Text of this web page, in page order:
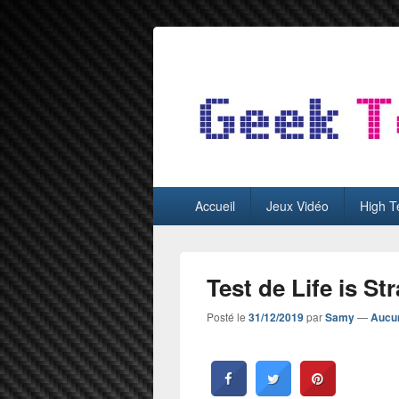
GeekTest
principalAccueil Jeux Vidéo High
Test de Life is
Posté le 31/12/2019parSamy—